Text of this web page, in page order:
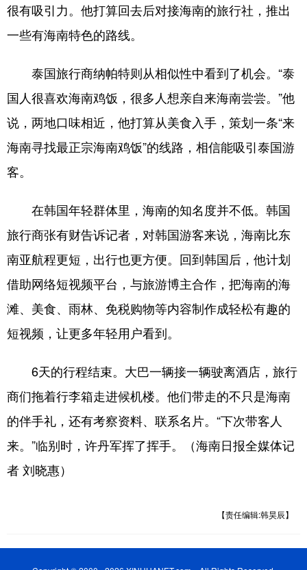
很有吸引力。他打算回去后对接海南的旅行社，推出
一些有海南特色的路线。
泰国旅行商纳帕特则从相似性中看到了机会。“泰
国人很喜欢海南鸡饭，很多人想亲自来海南尝尝。”他
说，两地口味相近，他打算从美食入手，策划一条“来
海南寻找最正宗海南鸡饭”的线路，相信能吸引泰国游
客。
在韩国年轻群体里，海南的知名度并不低。韩国
旅行商张有财告诉记者，对韩国游客来说，海南比东
南亚航程更短，出行也更方便。回到韩国后，他计划
借助网络短视频平台，与旅游博主合作，把海南的海
滩、美食、雨林、免税购物等内容制作成轻松有趣的
短视频，让更多年轻用户看到。
6天的行程结束。大巴一辆接一辆驶离酒店，旅行
商们拖着行李箱走进候机楼。他们带走的不只是海南
的伴手礼，还有考察资料、联系名片。“下次带客人
来。”临别时，许丹军挥了挥手。（海南日报全媒体记
者 刘晓惠）
【责任编辑:韩昊辰】